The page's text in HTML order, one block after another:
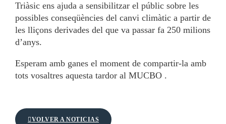
Triàsic ens ajuda a sensibilitzar el públic sobre les
possibles conseqüències del canvi climàtic a partir de
les lliçons derivades del que va passar fa 250 milions
d’anys.
Esperam amb ganes el moment de compartir-la amb
tots vosaltres aquesta tardor al MUCBO .
VOLVER A NOTICIAS